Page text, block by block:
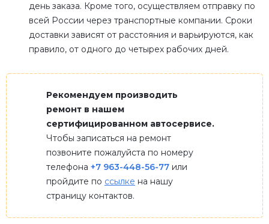
день заказа. Кроме того, осуществляем отправку по
всей России через транспортные компании. Сроки
доставки зависят от расстояния и варьируются, как
правило, от одного до четырех рабочих дней.
Рекомендуем производить
ремонт в нашем
сертифицированном автосервисе.
Чтобы записаться на ремонт
позвоните пожалуйста по номеру
телефона +7 963-448-56-77 или
пройдите по ссылке на нашу
страницу контактов.